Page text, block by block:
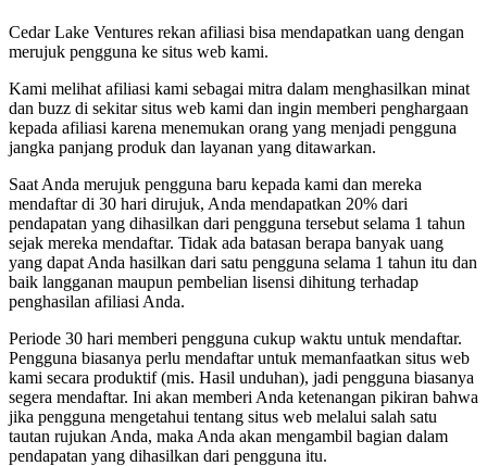
Cedar Lake Ventures rekan afiliasi bisa mendapatkan uang dengan
merujuk pengguna ke situs web kami.
Kami melihat afiliasi kami sebagai mitra dalam menghasilkan minat
dan buzz di sekitar situs web kami dan ingin memberi penghargaan
kepada afiliasi karena menemukan orang yang menjadi pengguna
jangka panjang produk dan layanan yang ditawarkan.
Saat Anda merujuk pengguna baru kepada kami dan mereka
mendaftar di 30 hari dirujuk, Anda mendapatkan 20% dari
pendapatan yang dihasilkan dari pengguna tersebut selama 1 tahun
sejak mereka mendaftar. Tidak ada batasan berapa banyak uang
yang dapat Anda hasilkan dari satu pengguna selama 1 tahun itu dan
baik langganan maupun pembelian lisensi dihitung terhadap
penghasilan afiliasi Anda.
Periode 30 hari memberi pengguna cukup waktu untuk mendaftar.
Pengguna biasanya perlu mendaftar untuk memanfaatkan situs web
kami secara produktif (mis. Hasil unduhan), jadi pengguna biasanya
segera mendaftar. Ini akan memberi Anda ketenangan pikiran bahwa
jika pengguna mengetahui tentang situs web melalui salah satu
tautan rujukan Anda, maka Anda akan mengambil bagian dalam
pendapatan yang dihasilkan dari pengguna itu.